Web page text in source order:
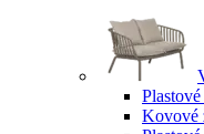
Kovové